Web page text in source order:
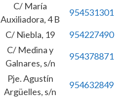
C/ María
Auxiliadora, 4 B
954531301
C/ Niebla, 19
954227490
C/ Medina y
Galnares, s/n
954378871
Pje. Agustín
Argüelles, s/n
954632849